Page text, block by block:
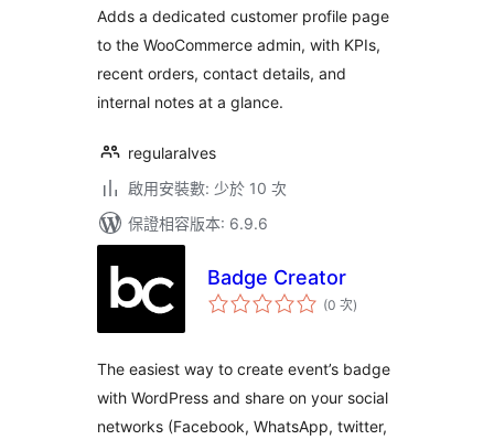
數
Adds a dedicated customer profile page
to the WooCommerce admin, with KPIs,
recent orders, contact details, and
internal notes at a glance.
regularalves
啟用安裝數: 少於 10 次
保證相容版本: 6.9.6
Badge Creator
(0 次評
分)
The easiest way to create event’s badge
with WordPress and share on your social
networks (Facebook, WhatsApp, twitter,